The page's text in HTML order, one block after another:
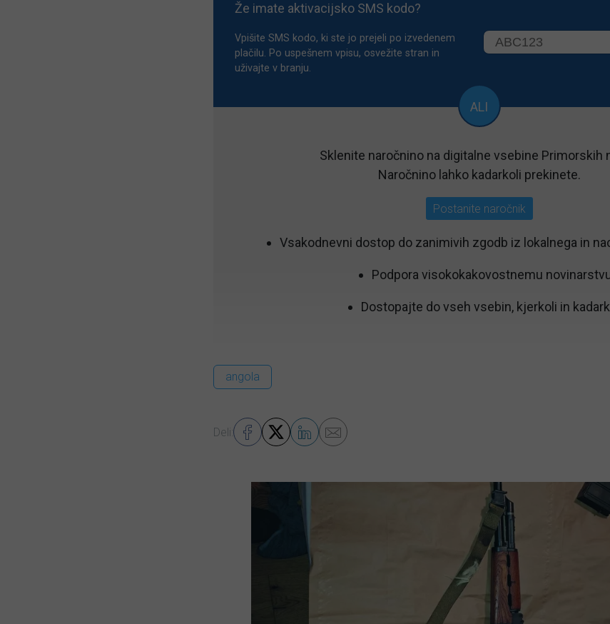
Že imate aktivacijsko SMS kodo?
Vpišite SMS kodo, ki ste jo prejeli po izvedenem
plačilu. Po uspešnem vpisu, osvežite stran in
uživajte v branju.
ALI
Sklenite naročnino na digitalne vsebine Primorskih
Naročnino lahko kadarkoli prekinete.
Postanite naročnik
Vsakodnevni dostop do zanimivih zgodb iz lokalnega in
Podpora visokokakovostnemu
Dostopajte do vseh vsebin, kjerkoli in
angola
Deli: